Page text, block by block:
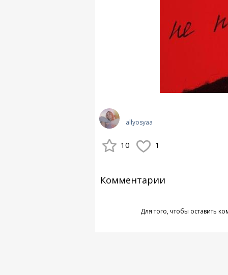
allyosyaa
10 1
Комментарии
Для того, чтобы оставить